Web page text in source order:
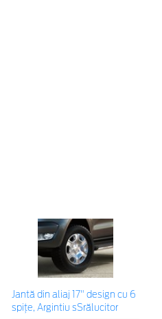
Jantă din aliaj 17" design cu 6
spiţe, Argintiu sSrălucitor